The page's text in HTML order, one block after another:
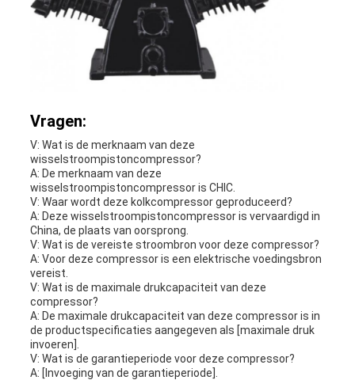
Vragen:
V: Wat is de merknaam van deze
wisselstroompistoncompressor?
A: De merknaam van deze
wisselstroompistoncompressor is CHIC.
V: Waar wordt deze kolkcompressor geproduceerd?
A: Deze wisselstroompistoncompressor is vervaardigd in
China, de plaats van oorsprong.
V: Wat is de vereiste stroombron voor deze compressor?
A: Voor deze compressor is een elektrische voedingsbron
vereist.
V: Wat is de maximale drukcapaciteit van deze
compressor?
A: De maximale drukcapaciteit van deze compressor is in
de productspecificaties aangegeven als [maximale druk
invoeren].
V: Wat is de garantieperiode voor deze compressor?
A: [Invoeging van de garantieperiode].